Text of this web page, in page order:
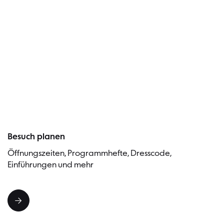
Besuch planen
Öffnungszeiten, Programmhefte, Dresscode,
Einführungen und mehr